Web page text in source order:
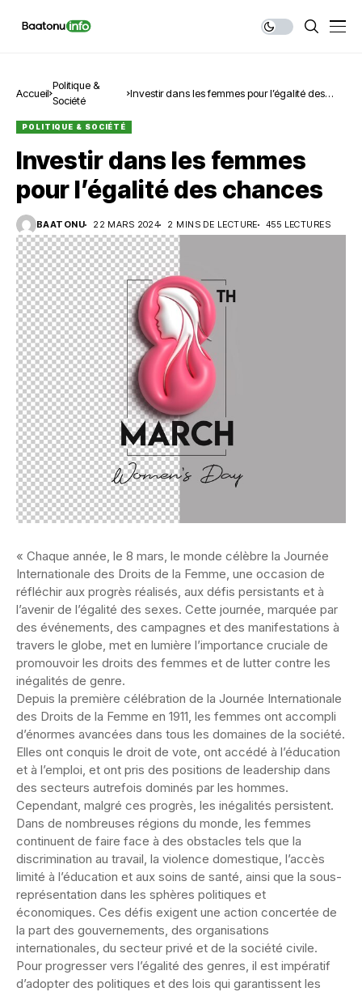
Accueil
Politique &
Société
Investir dans les femmes pour l’égalité des
POLITIQUE & SOCIÉTÉ
Investir dans les femmes
pour l’égalité des chances
BAATONU 22 MARS 2024 2 MINS DE LECTURE 455 LECTURES
« Chaque année, le 8 mars, le monde célèbre la Journée
Internationale des Droits de la Femme, une occasion de
réfléchir aux progrès réalisés, aux défis persistants et à
l’avenir de l’égalité des sexes. Cette journée, marquée par
des événements, des campagnes et des manifestations à
travers le globe, met en lumière l’importance cruciale de
promouvoir les droits des femmes et de lutter contre les
inégalités de genre.
Depuis la première célébration de la Journée Internationale
des Droits de la Femme en 1911, les femmes ont accompli
d’énormes avancées dans tous les domaines de la société.
Elles ont conquis le droit de vote, ont accédé à l’éducation
et à l’emploi, et ont pris des positions de leadership dans
des secteurs autrefois dominés par les hommes.
Cependant, malgré ces progrès, les inégalités persistent.
Dans de nombreuses régions du monde, les femmes
continuent de faire face à des obstacles tels que la
discrimination au travail, la violence domestique, l’accès
limité à l’éducation et aux soins de santé, ainsi que la sous-
représentation dans les sphères politiques et
économiques. Ces défis exigent une action concertée de
la part des gouvernements, des organisations
internationales, du secteur privé et de la société civile.
Pour progresser vers l’égalité des genres, il est impératif
d’adopter des politiques et des lois qui garantissent les